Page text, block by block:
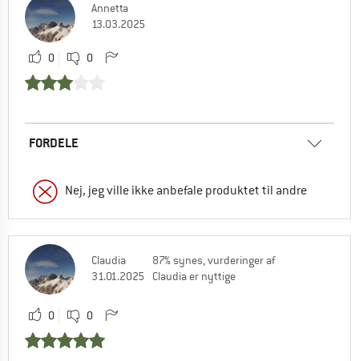
Annetta
13.03.2025
0 0
FORDELE
Nej, jeg ville ikke anbefale produktet til andre
Claudia
31.01.2025
87% synes, vurderinger af
Claudia er nyttige
0 0